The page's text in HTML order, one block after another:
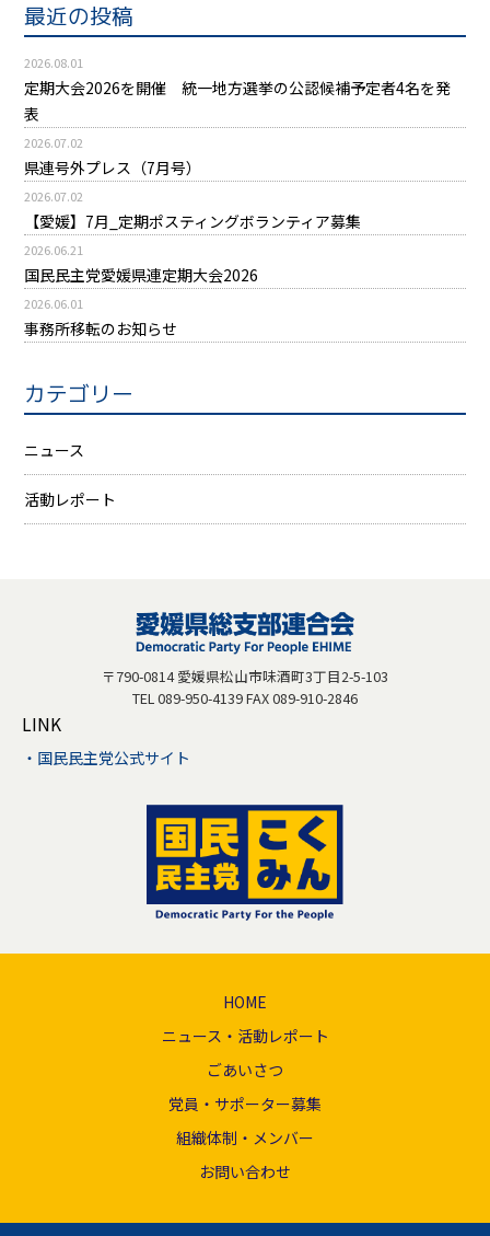
最近の投稿
2026.08.01
定期大会2026を開催 統一地方選挙の公認候補予定者4名を発
表
2026.07.02
県連号外プレス（7月号）
2026.07.02
【愛媛】7月_定期ポスティングボランティア募集
2026.06.21
国民民主党愛媛県連定期大会2026
2026.06.01
事務所移転のお知らせ
カテゴリー
ニュース
活動レポート
〒790-0814 愛媛県松山市味酒町3丁目2-5-103
TEL 089-950-4139 FAX 089-910-2846
LINK
国民民主党公式サイト
HOME
ニュース・活動レポート
ごあいさつ
党員・サポーター募集
組織体制・メンバー
お問い合わせ